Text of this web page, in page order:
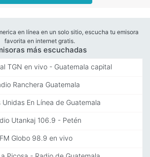
en línea en un solo sitio, escucha tu emisora
favorita en internet gratis.
más escuchadas
TGN en vivo - Guatemala capital
Ranchera Guatemala
Unidas En Línea de Guatemala
Utankaj 106.9 - Petén
FM Globo 98.9 en vivo